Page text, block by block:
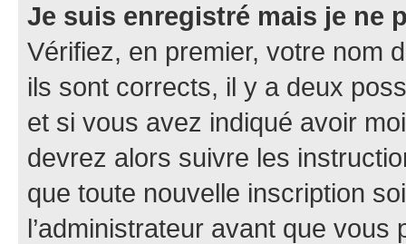
Je suis enregistré mais je ne
Vérifiez, en premier, votre nom
ils sont corrects, il y a deux
et si vous avez indiqué avoir
devrez alors suivre les
que toute nouvelle inscription
l’administrateur avant que